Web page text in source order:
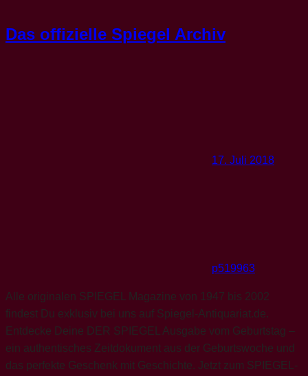
Das offizielle Spiegel Archiv
17. Juli 2018
p519963
Alle originalen SPIEGEL Magazine von 1947 bis 2002
findest Du exklusiv bei uns auf Spiegel-Antiquariat.de.
Entdecke Deine DER SPIEGEL Ausgabe vom Geburtstag –
ein authentisches Zeitdokument aus der Geburtswoche und
das perfekte Geschenk mit Geschichte. Jetzt zum SPIEGEL-